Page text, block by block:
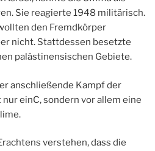
Sie reagierte 1948 militärisch.
den Fremdkörper
nicht. Stattdessen besetzte
palästinensischen Gebiete.
anschließende Kampf der
einC, sondern vor allem eine
verstehen, dass die